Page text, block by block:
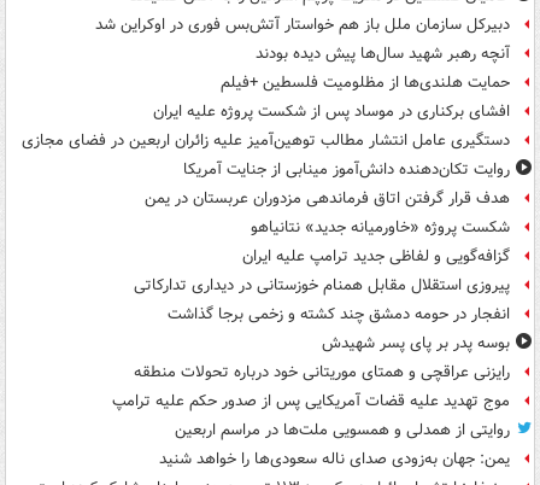
دبیرکل سازمان ملل باز هم خواستار آتش‌بس فوری در اوکراین شد
آنچه رهبر شهید سال‌ها پیش دیده بودند
حمایت هلندی‌ها از مظلومیت فلسطین +فیلم
افشای برکناری در موساد پس از شکست پروژه علیه ایران
دستگیری عامل انتشار مطالب توهین‌آمیز علیه زائران اربعین در فضای مجازی
روایت تکان‌دهنده دانش‌آموز مینابی از جنایت آمریکا
هدف قرار گرفتن اتاق‌ فرماندهی مزدوران عربستان در یمن
شکست پروژه «خاورمیانه جدید» نتانیاهو
گزافه‌گویی و لفاظی جدید ترامپ علیه ایران
پیروزی استقلال مقابل همنام خوزستانی در دیداری تدارکاتی
انفجار در حومه دمشق چند کشته و زخمی برجا گذاشت
بوسه‌ پدر بر پای پسر شهیدش
رایزنی عراقچی و همتای موریتانی خود درباره تحولات منطقه
موج تهدید علیه قضات آمریکایی پس از صدور حکم علیه ترامپ
روایتی از همدلی و همسویی ملت‌ها در مراسم اربعین
یمن: جهان به‌زودی صدای ناله سعودی‌ها را خواهد شنید